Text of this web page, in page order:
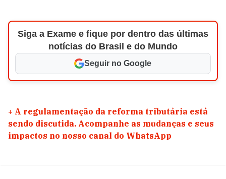
Siga a Exame e fique por dentro das últimas
notícias do Brasil e do Mundo
Seguir no Google
+ A regulamentação da reforma tributária está
sendo discutida. Acompanhe as mudanças e seus
impactos no nosso canal do WhatsApp